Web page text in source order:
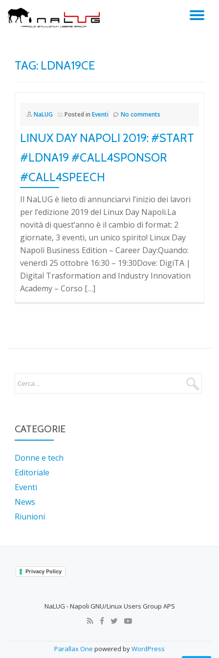
Skip
TAG: LDNA19CE
NaLUG Posted in Eventi No comments
LINUX DAY NAPOLI 2019: #START
#LDNA19 #CALL4SPONSOR
#CALL4SPEECH
Il NaLUG è lieto di annunciarvi l’inizio dei lavori
per l’edizione 2019 del Linux Day Napoli.La
novità di quest’anno è il cambio di format: 2
giornate, 3 eventi, un unico spirito! Linux Day
Napoli Business Edition – Career Day:Quando:
venerdì 25 ottobre 16:30 – 19:30Dove: DigiTA |
Digital Trasformation and Industry Innovation
Academy – Corso […]
CATEGORIE
Donne e tech
Editoriale
Eventi
News
Riunioni
Privacy Policy
NaLUG - Napoli GNU/Linux Users Group APS
Parallax One powered byWordPress